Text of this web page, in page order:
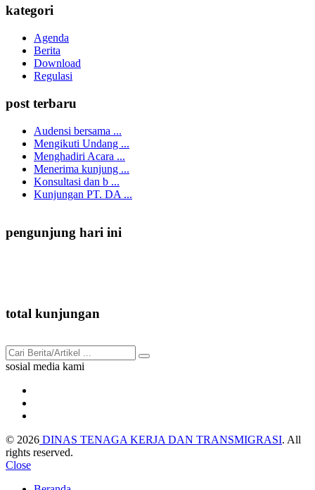
kategori
Agenda
Berita
Download
Regulasi
post terbaru
Audensi bersama ...
Mengikuti Undang ...
Menghadiri Acara ...
Menerima kunjung ...
Konsultasi dan b ...
Kunjungan PT. DA ...
pengunjung hari ini
total kunjungan
sosial media kami
© 2026 DINAS TENAGA KERJA DAN TRANSMIGRASI. All
rights reserved.
Close